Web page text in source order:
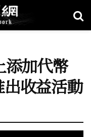
加代幣
收益活動